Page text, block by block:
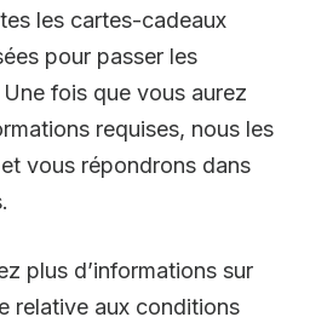
les cartes-cadeaux
pour passer les
fois que vous aurez
requises, nous les
vous répondrons dans
plus d’informations sur
relative aux conditions